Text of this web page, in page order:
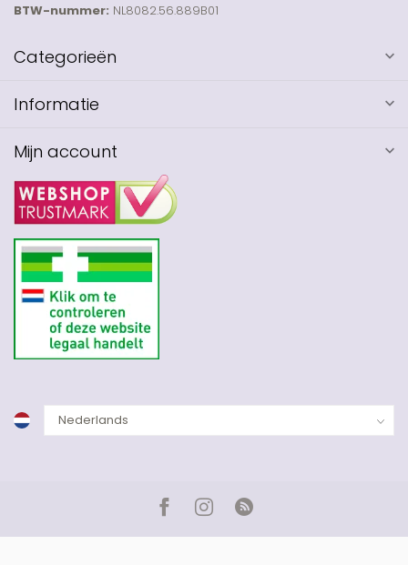
BTW-nummer: NL8082.56.889B01
Categorieën
Informatie
Mijn account